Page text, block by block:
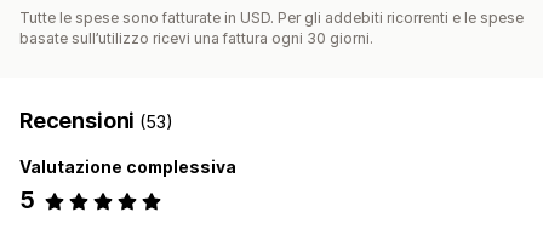
Tutte le spese sono fatturate in USD. Per gli addebiti ricorrenti e le spese
basate sull’utilizzo ricevi una fattura ogni 30 giorni.
Recensioni (53)
Valutazione complessiva
5